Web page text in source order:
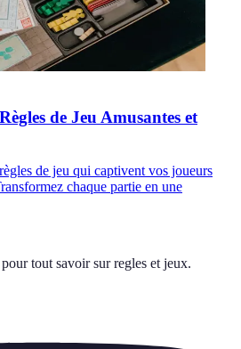
de Jeu Amusantes et
de jeu qui captivent vos joueurs
chaque partie en une
tout savoir sur regles et jeux.